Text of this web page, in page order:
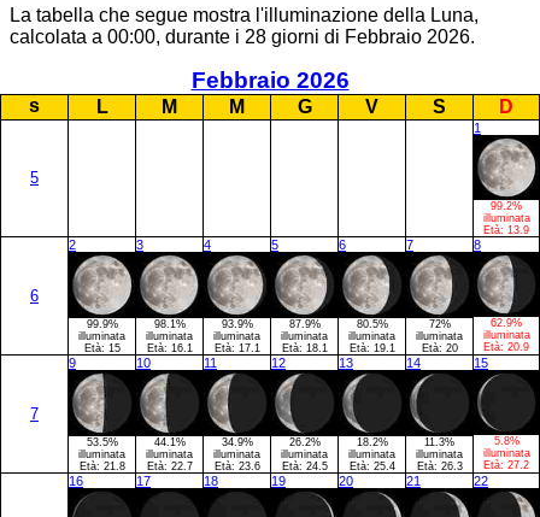
La tabella che segue mostra l'illuminazione della Luna,
calcolata a 00:00, durante i 28 giorni di Febbraio 2026.
Febbraio 2026
s L M M G V S D
5
1
99.2%
illuminata
Età: 13.9
6
2
99.9%
illuminata
Età: 15
3
98.1%
illuminata
Età: 16.1
4
93.9%
illuminata
Età: 17.1
5
87.9%
illuminata
Età: 18.1
6
80.5%
illuminata
Età: 19.1
7
72%
illuminata
Età: 20
8
62.9%
illuminata
Età: 20.9
7
9
53.5%
illuminata
Età: 21.8
10
44.1%
illuminata
Età: 22.7
11
34.9%
illuminata
Età: 23.6
12
26.2%
illuminata
Età: 24.5
13
18.2%
illuminata
Età: 25.4
14
11.3%
illuminata
Età: 26.3
15
5.8%
illuminata
Età: 27.2
16 17 18 19 20 21 22